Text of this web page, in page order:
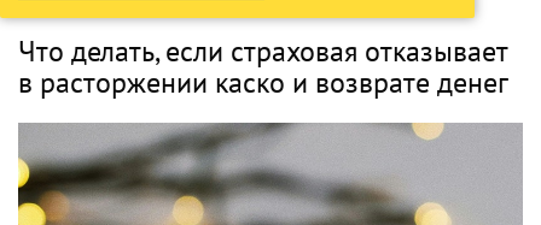
Что делать, если страховая отказывает
в расторжении каско и возврате денег